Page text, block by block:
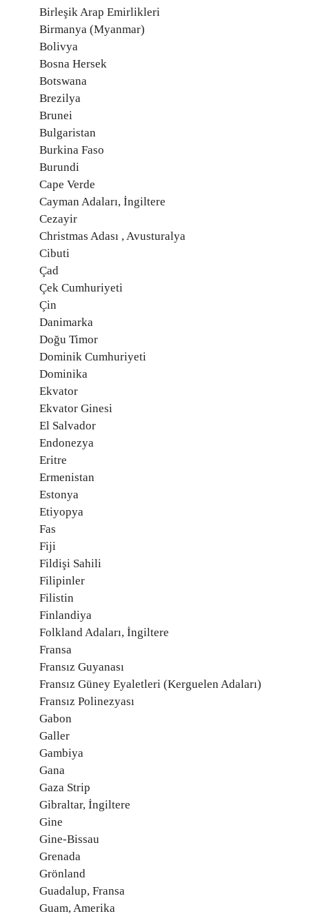
Birleşik Arap Emirlikleri
Birmanya (Myanmar)
Bolivya
Bosna Hersek
Botswana
Brezilya
Brunei
Bulgaristan
Burkina Faso
Burundi
Cape Verde
Cayman Adaları, İngiltere
Cezayir
Christmas Adası , Avusturalya
Cibuti
Çad
Çek Cumhuriyeti
Çin
Danimarka
Doğu Timor
Dominik Cumhuriyeti
Dominika
Ekvator
Ekvator Ginesi
El Salvador
Endonezya
Eritre
Ermenistan
Estonya
Etiyopya
Fas
Fiji
Fildişi Sahili
Filipinler
Filistin
Finlandiya
Folkland Adaları, İngiltere
Fransa
Fransız Guyanası
Fransız Güney Eyaletleri (Kerguelen Adaları)
Fransız Polinezyası
Gabon
Galler
Gambiya
Gana
Gaza Strip
Gibraltar, İngiltere
Gine
Gine-Bissau
Grenada
Grönland
Guadalup, Fransa
Guam, Amerika